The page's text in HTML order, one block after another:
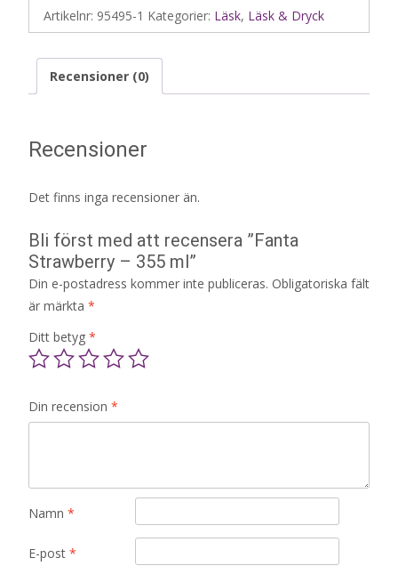
Artikelnr: 95495-1 Kategorier: Läsk, Läsk & Dryck
Recensioner (0)
Recensioner
Det finns inga recensioner än.
Bli först med att recensera ”Fanta
Strawberry – 355 ml”
Din e-postadress kommer inte publiceras. Obligatoriska fält
är märkta *
Ditt betyg *
Din recension *
Namn *
E-post *